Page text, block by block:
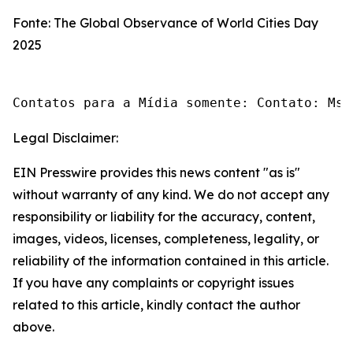
Fonte: The Global Observance of World Cities Day
2025
Contatos para a Mídia somente: Contato:
Legal Disclaimer:
EIN Presswire provides this news content "as is"
without warranty of any kind. We do not accept any
responsibility or liability for the accuracy, content,
images, videos, licenses, completeness, legality, or
reliability of the information contained in this article.
If you have any complaints or copyright issues
related to this article, kindly contact the author
above.